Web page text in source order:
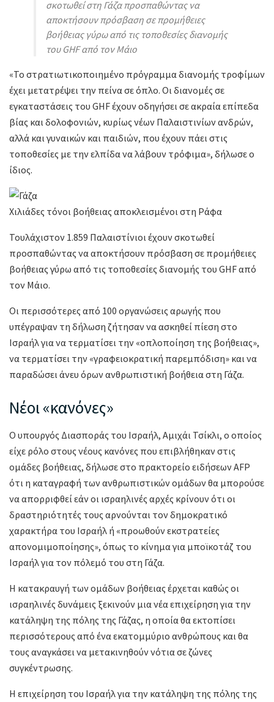
σκοτωθεί στη Γάζα προσπαθώντας να
αποκτήσουν πρόσβαση σε προμήθειες
βοήθειας γύρω από τις τοποθεσίες διανομής
του GHF από τον Μάιο
«Το στρατιωτικοποιημένο πρόγραμμα διανομής τροφίμων
έχει μετατρέψει την πείνα σε όπλο. Οι διανομές σε
εγκαταστάσεις του GHF έχουν οδηγήσει σε ακραία επίπεδα
βίας και δολοφονιών, κυρίως νέων Παλαιστινίων ανδρών,
αλλά και γυναικών και παιδιών, που έχουν πάει στις
τοποθεσίες με την ελπίδα να λάβουν τρόφιμα», δήλωσε ο
ίδιος.
Χιλιάδες τόνοι βοήθειας αποκλεισμένοι στη Ράφα
Τουλάχιστον 1.859 Παλαιστίνιοι έχουν σκοτωθεί
προσπαθώντας να αποκτήσουν πρόσβαση σε προμήθειες
βοήθειας γύρω από τις τοποθεσίες διανομής του GHF από
τον Μάιο.
Οι περισσότερες από 100 οργανώσεις αρωγής που
υπέγραψαν τη δήλωση ζήτησαν να ασκηθεί πίεση στο
Ισραήλ για να τερματίσει την «οπλοποίηση της βοήθειας»,
να τερματίσει την «γραφειοκρατική παρεμπόδιση» και να
παραδώσει άνευ όρων ανθρωπιστική βοήθεια στη Γάζα.
Νέοι «κανόνες»
Ο υπουργός Διασποράς του Ισραήλ, Αμιχάι Τσίκλι, ο οποίος
είχε ρόλο στους νέους κανόνες που επιβλήθηκαν στις
ομάδες βοήθειας, δήλωσε στο πρακτορείο ειδήσεων AFP
ότι η καταγραφή των ανθρωπιστικών ομάδων θα μπορούσε
να απορριφθεί εάν οι ισραηλινές αρχές κρίνουν ότι οι
δραστηριότητές τους αρνούνται τον δημοκρατικό
χαρακτήρα του Ισραήλ ή «προωθούν εκστρατείες
απονομιμοποίησης», όπως το κίνημα για μποϊκοτάζ του
Ισραήλ για τον πόλεμό του στη Γάζα.
Η κατακραυγή των ομάδων βοήθειας έρχεται καθώς οι
ισραηλινές δυνάμεις ξεκινούν μια νέα επιχείρηση για την
κατάληψη της πόλης της Γάζας, η οποία θα εκτοπίσει
περισσότερους από ένα εκατομμύριο ανθρώπους και θα
τους αναγκάσει να μετακινηθούν νότια σε ζώνες
συγκέντρωσης.
Η επιχείρηση του Ισραήλ για την κατάληψη της πόλης της